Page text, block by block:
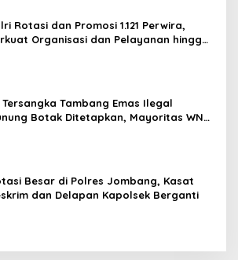
Rotasi dan Promosi 1.121 Perwira,
Organisasi dan Pelayanan hingga
Tersangka Tambang Emas Ilegal
Botak Ditetapkan, Mayoritas WN
Besar di Polres Jombang, Kasat
dan Delapan Kapolsek Berganti